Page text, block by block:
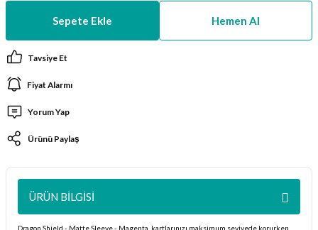
Kutuları
Paketleri
Sepete Ekle Hemen Al
Tavsiye Et
Fiyat Alarmı
Yorum Yap
Ürünü Paylaş
ÜRÜN BILGISI
Dragon Shield - Matte Sleeve - Magenta, kartlarınızı maksimum seviyede korurken